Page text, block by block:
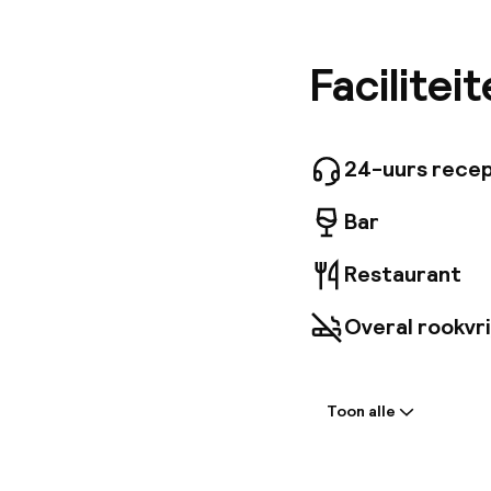
met
ontbijt
Kom
24-uurs
Bar
Restaurant
Overal
Toon alle